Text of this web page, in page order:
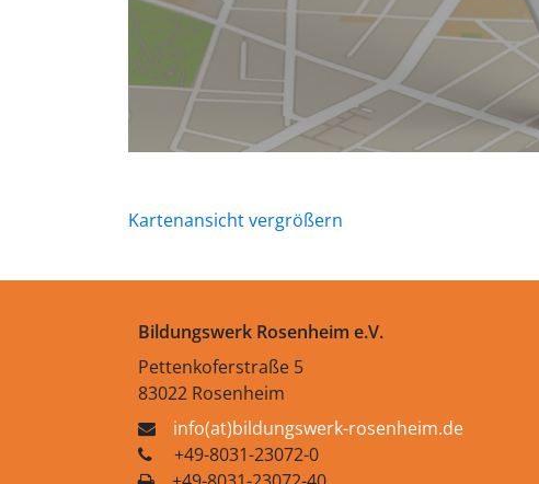
Kartenansicht vergrößern
Bildungswerk Rosenheim e.V.
Pettenkoferstraße 5
83022 Rosenheim
info(at)bildungswerk-rosenheim.de
+49-8031-23072-0